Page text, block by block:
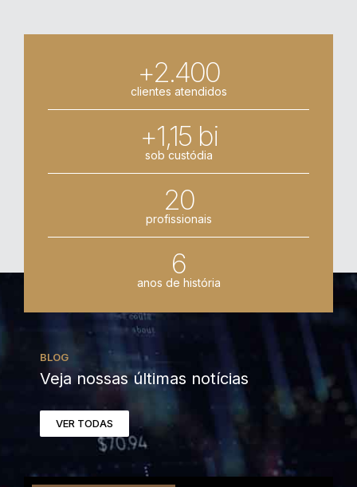
+2.400
clientes atendidos
+1,15 bi
sob custódia
20
profissionais
6
anos de história
BLOG
Veja nossas últimas notícias
VER TODAS